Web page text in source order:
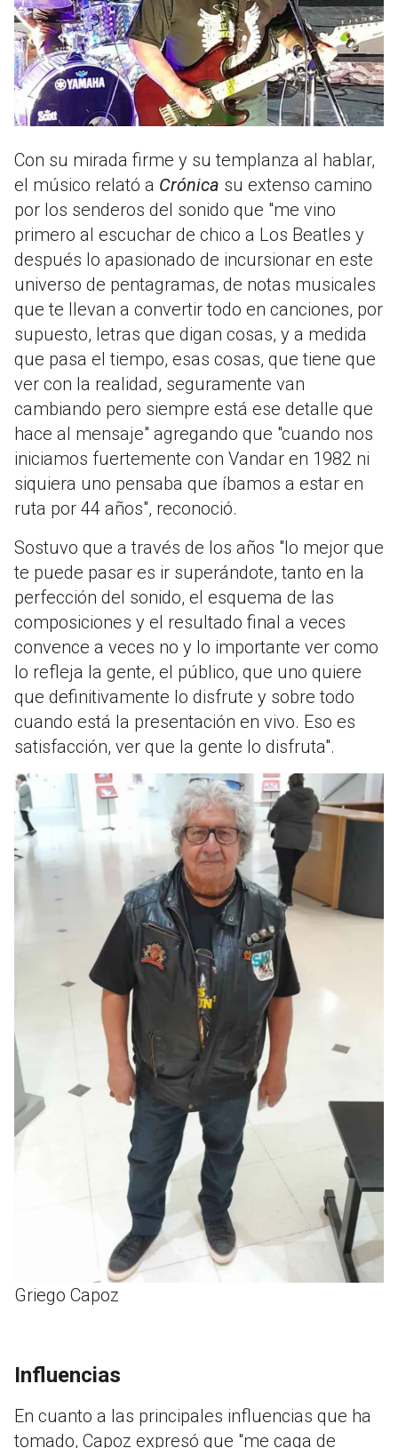
Con su mirada firme y su templanza al hablar,
el músico relató a Crónica su extenso camino
por los senderos del sonido que "me vino
primero al escuchar de chico a Los Beatles y
después lo apasionado de incursionar en este
universo de pentagramas, de notas musicales
que te llevan a convertir todo en canciones, por
supuesto, letras que digan cosas, y a medida
que pasa el tiempo, esas cosas, que tiene que
ver con la realidad, seguramente van
cambiando pero siempre está ese detalle que
hace al mensaje" agregando que "cuando nos
iniciamos fuertemente con Vandar en 1982 ni
siquiera uno pensaba que íbamos a estar en
ruta por 44 años", reconoció.
Sostuvo que a través de los años "lo mejor que
te puede pasar es ir superándote, tanto en la
perfección del sonido, el esquema de las
composiciones y el resultado final a veces
convence a veces no y lo importante ver como
lo refleja la gente, el público, que uno quiere
que definitivamente lo disfrute y sobre todo
cuando está la presentación en vivo. Eso es
satisfacción, ver que la gente lo disfruta".
Griego Capoz
Influencias
En cuanto a las principales influencias que ha
tomado, Capoz expresó que "me caga de